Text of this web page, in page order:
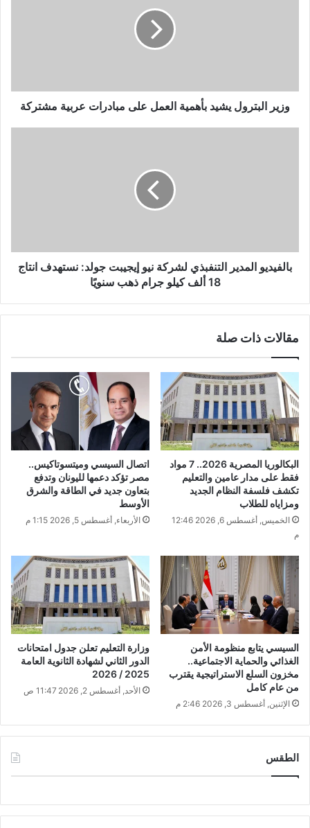
وزير البترول يشيد بأهمية العمل على مبادرات عربية مشتركة
بالفيديو المدير التنفبذي لشركة نيو إيجيبت جولد: نستهدف انتاج
18 ألف كيلو جرام ذهب سنويًا
مقالات ذات صلة
البكالوريا المصرية 2026.. 7 مواد
فقط على مدار عامين والتعليم
تكشف فلسفة النظام الجديد
ومزاياه للطلاب
الخميس, أغسطس 6, 2026 12:46
م
اتصال السيسي وميتسوتاكيس..
مصر تؤكد دعمها لليونان وتدفع
بتعاون جديد في الطاقة والشرق
الأوسط
الأربعاء, أغسطس 5, 2026 1:15 م
السيسي يتابع منظومة الأمن
الغذائي والحماية الاجتماعية..
مخزون السلع الاستراتيجية يقترب
من عام كامل
الإثنين, أغسطس 3, 2026 2:46 م
وزارة التعليم تعلن جدول امتحانات
الدور الثاني لشهادة الثانوية العامة
2025 / 2026
الأحد, أغسطس 2, 2026 11:47 ص
الطقس